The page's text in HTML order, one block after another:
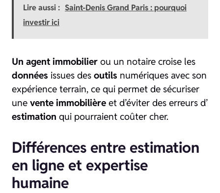
Lire aussi : Saint-Denis Grand Paris : pourquoi
investir ici
Un agent immobilier ou un notaire croise les
données issues des outils numériques avec son
expérience terrain, ce qui permet de sécuriser
une vente immobilière et d’éviter des erreurs d’
estimation qui pourraient coûter cher.
Différences entre estimation
en ligne et expertise
humaine